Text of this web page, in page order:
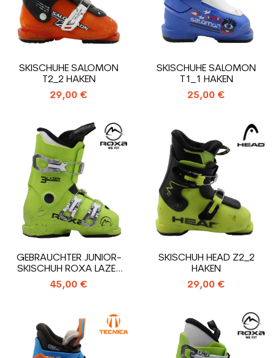
SKISCHUHE SALOMON
T2_2 HAKEN
29,00 €
SKISCHUHE SALOMON
T1_1 HAKEN
25,00 €
GEBRAUCHTER JUNIOR-
SKISCHUH ROXA LAZER
3_3 HAKEN
45,00 €
SKISCHUH HEAD Z2_2
HAKEN
29,00 €